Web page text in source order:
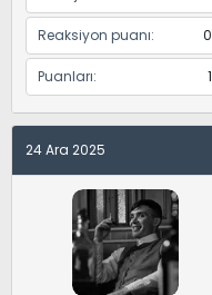
Reaksiyon puanı 0
Puanları 1
24 Ara 2025